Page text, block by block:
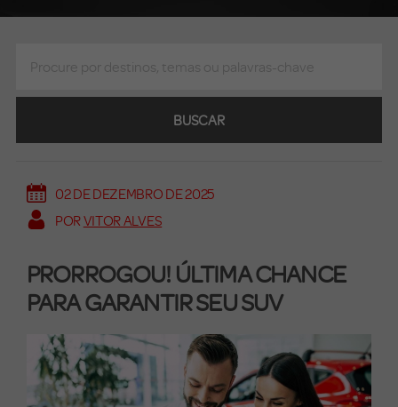
BUSCAR
02 DE DEZEMBRO DE 2025
PORVITOR ALVES
PRORROGOU! ÚLTIMA CHANCE
PARA GARANTIR SEU SUV